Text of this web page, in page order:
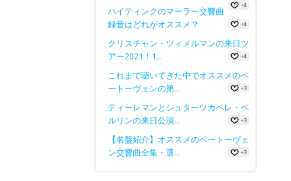
+4
ハイティンクのマーラー交響曲
録音はどれがオススメ？
+4
クリスチャン・ツィメルマンの来日ツ
アー2021！1...
+4
これまで聴いてきた中でオススメのベ
ートーヴェンの第...
+3
ティーレマンとシュターツカペレ・ベ
ルリンの来日公演...
+3
【名盤紹介】オススメのベートーヴェ
ン交響曲全集・選...
+3